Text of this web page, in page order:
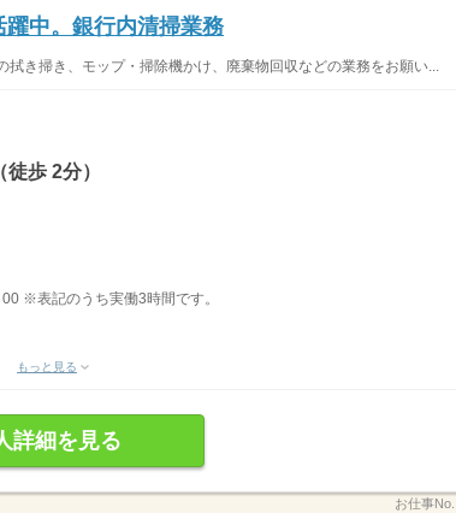
中。銀行内清掃業務
き掃き、モップ・掃除機かけ、廃棄物回収などの業務をお願い...
歩 2分）
※表記のうち実働3時間です。
もっと見る
詳細を見る
お仕事